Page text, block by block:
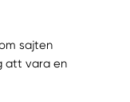
sajten
att vara en